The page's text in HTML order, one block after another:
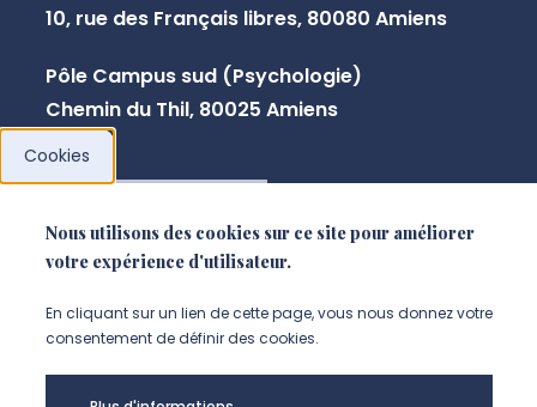
10, rue des Français libres, 80080 Amiens
Pôle Campus sud (Psychologie)
Chemin du Thil, 80025 Amiens
Cookies
Nous utilisons des cookies sur ce site pour améliorer
votre expérience d'utilisateur.
En cliquant sur un lien de cette page, vous nous donnez votre
consentement de définir des cookies.